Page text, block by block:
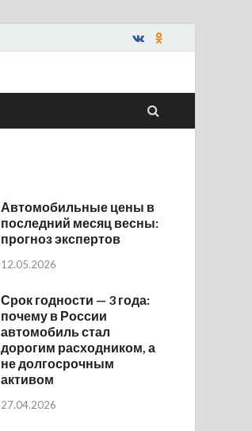
Автомобильные цены в
последний месяц весны:
прогноз экспертов
12.05.2026
Срок годности — 3 года:
почему в России
автомобиль стал
дорогим расходником, а
не долгосрочным
активом
27.04.2026